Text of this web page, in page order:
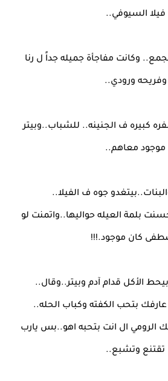
فيلا السيوفي..
وكانت مفاجأة جميله جداً ل رنا
وفريحه ورودي..
كبيره ف الجنينه.. للشباب..وبيتر
موجود معاهم..
جوه ف الفيلا..
بلمة العيله حواليها..واتمنت لو
كان موجود.!!!
الأكل قدام آدم وبيتر..وقال..
عارفك بتحب الكفته وكباب الحله..
الرومي ال انت بتحبه اهو..بس يارب
تقتنع وتشبع..